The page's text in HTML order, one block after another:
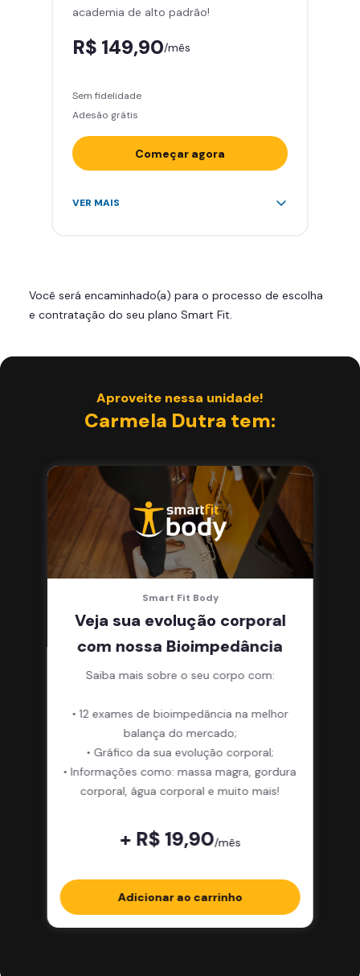
Smart Fit App
academia de alto padrão!
R$ 149,90/mês
Sem fidelidade
Adesão grátis
Começar agora
Acesso ilimitado a +2.000
Skeelo App (Audiobook)*
Área de musculação e aeróbicos
VER MAIS
Você será encaminhado(a) para o processo de escolha
e contratação do seu plano Smart Fit.
Aproveite nessa unidade!
Carmela Dutra tem:
Smart Fit Body
Veja sua evolução corporal
com nossa Bioimpedância
Saiba mais sobre o seu corpo com:
• 12 exames de bioimpedância na melhor
balança do mercado;
• Gráfico da sua evolução corporal;
• Informações como: massa magra, gordura
corporal, água corporal e muito mais!
+ R$ 19,90/mês
Adicionar ao carrinho